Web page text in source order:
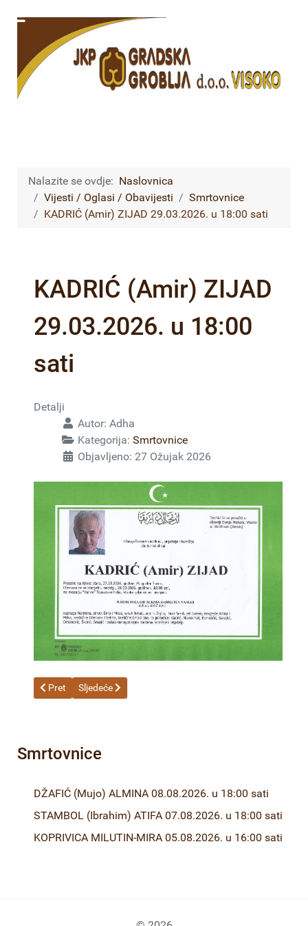
Nalazite se ovdje: Naslovnica
Vijesti / Oglasi / Obavijesti
Smrtovnice
KADRIĆ (Amir) ZIJAD 29.03.2026. u 18:00 sati
KADRIĆ (Amir) ZIJAD
29.03.2026. u 18:00
sati
Detalji
Autor: Adha
Kategorija: Smrtovnice
Objavljeno: 27 Ožujak 2026
Prethodni članak: ALIMANOVIĆ (Arif) ASIM-Tarzo 30.03.2026.
Pret Sljedeći članak: KLINO (Hilmija) AMIR - Pile
Sljedeće
Smrtovnice
DŽAFIĆ (Mujo) ALMINA 08.08.2026. u 18:00 sati
STAMBOL (Ibrahim) ATIFA 07.08.2026. u 18:00 sati
KOPRIVICA MILUTIN-MIRA 05.08.2026. u 16:00 sati